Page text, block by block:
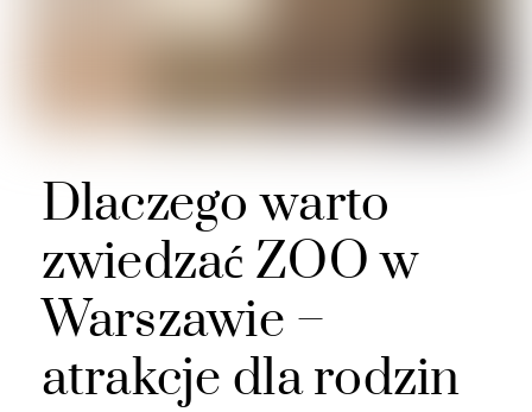
Dlaczego warto
zwiedzać ZOO w
Warszawie –
atrakcje dla rodzin